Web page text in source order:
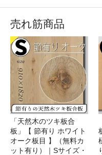
売れ筋商品
「天然木のツキ板合
板」【 節有り ホワイト
オーク板目 】（無料カ
ット有り）｜Sサイズ・